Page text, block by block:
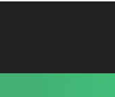
do Arujá Handball Cup…